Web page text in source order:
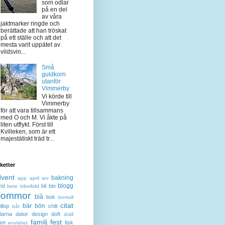
som odlar
på en del
av våra
jaktmarker ringde och
berättade att han tröskat
på ett ställe och att det
mesta varit uppätet av
vildsvin...
Små
guldkorn
utanför
Vimmerby
Vi körde till
Vimmerby
för att vara tillsammans
med O och M. Vi åkte på
liten utflykt. Först till
Kvilleken, som är ett
majestätiskt träd tr...
app april arv bakning
bete bibelbild bil bin blogg
blå bok bomull
båt bär bön chili citat
dator design doft dräll
envishet familj fest fisk